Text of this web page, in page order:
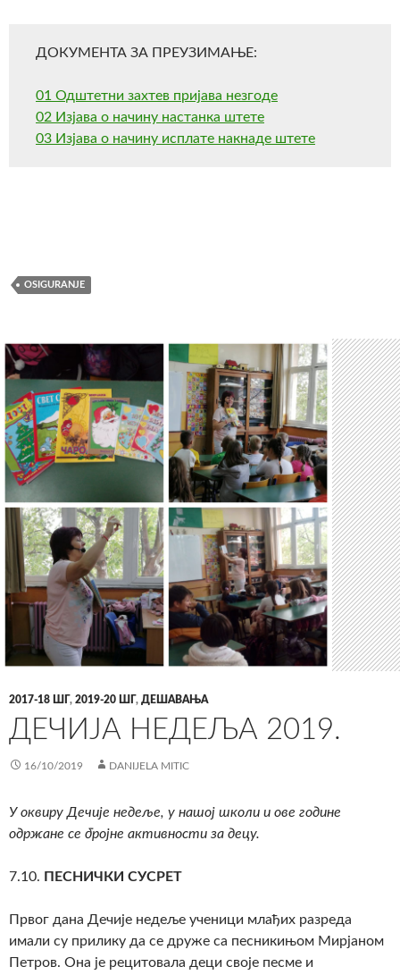
ДОКУМЕНТА ЗА ПРЕУЗИМАЊЕ:
01 Одштетни захтев пријава незгоде
02 Изјава о начину настанка штете
03 Изјава о начину исплате накнаде штете
OSIGURANJE
2017-18 ШГ, 2019-20 ШГ, ДЕШАВАЊА
ДЕЧИЈА НЕДЕЉА 2019.
16/10/2019 DANIJELA MITIC
У оквиру Дечије недеље, у нашој школи и ове године
одржане се бројне активности за децу.
7.10. ПЕСНИЧКИ СУСРЕТ
Првог дана Дечије недеље ученици млађих разреда
имали су прилику да се друже са песникињом Мирјаном
Петров. Она је рецитовала деци своје песме и